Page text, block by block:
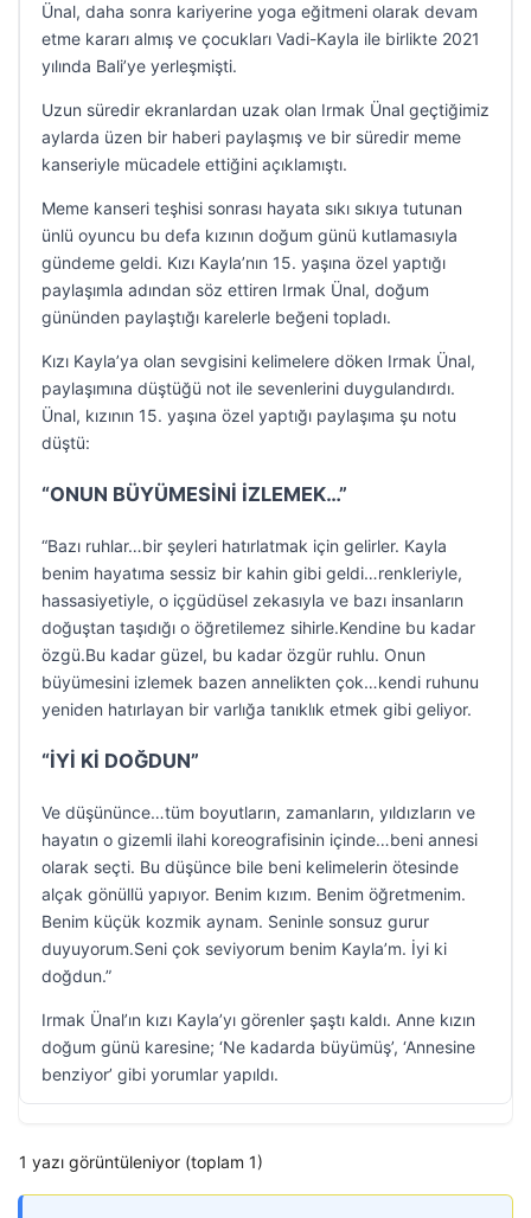
Ünal, daha sonra kariyerine yoga eğitmeni olarak devam
etme kararı almış ve çocukları Vadi-Kayla ile birlikte 2021
yılında Bali’ye yerleşmişti.
Uzun süredir ekranlardan uzak olan Irmak Ünal geçtiğimiz
aylarda üzen bir haberi paylaşmış ve bir süredir meme
kanseriyle mücadele ettiğini açıklamıştı.
Meme kanseri teşhisi sonrası hayata sıkı sıkıya tutunan
ünlü oyuncu bu defa kızının doğum günü kutlamasıyla
gündeme geldi. Kızı Kayla’nın 15. yaşına özel yaptığı
paylaşımla adından söz ettiren Irmak Ünal, doğum
gününden paylaştığı karelerle beğeni topladı.
Kızı Kayla’ya olan sevgisini kelimelere döken Irmak Ünal,
paylaşımına düştüğü not ile sevenlerini duygulandırdı.
Ünal, kızının 15. yaşına özel yaptığı paylaşıma şu notu
düştü:
“ONUN BÜYÜMESİNİ İZLEMEK…”
“Bazı ruhlar…bir şeyleri hatırlatmak için gelirler. Kayla
benim hayatıma sessiz bir kahin gibi geldi…renkleriyle,
hassasiyetiyle, o içgüdüsel zekasıyla ve bazı insanların
doğuştan taşıdığı o öğretilemez sihirle.Kendine bu kadar
özgü.Bu kadar güzel, bu kadar özgür ruhlu. Onun
büyümesini izlemek bazen annelikten çok…kendi ruhunu
yeniden hatırlayan bir varlığa tanıklık etmek gibi geliyor.
“İYİ Kİ DOĞDUN”
Ve düşününce…tüm boyutların, zamanların, yıldızların ve
hayatın o gizemli ilahi koreografisinin içinde…beni annesi
olarak seçti. Bu düşünce bile beni kelimelerin ötesinde
alçak gönüllü yapıyor. Benim kızım. Benim öğretmenim.
Benim küçük kozmik aynam. Seninle sonsuz gurur
duyuyorum.Seni çok seviyorum benim Kayla’m. İyi ki
doğdun.”
Irmak Ünal’ın kızı Kayla’yı görenler şaştı kaldı. Anne kızın
doğum günü karesine; ‘Ne kadarda büyümüş’, ‘Annesine
benziyor’ gibi yorumlar yapıldı.
1 yazı görüntüleniyor (toplam 1)